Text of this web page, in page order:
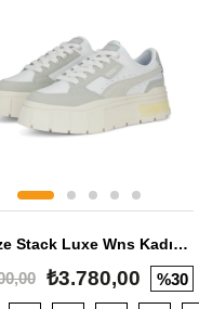
Mayze Stack Luxe Wns Kadın Sneaker
₺3.780,00 %30